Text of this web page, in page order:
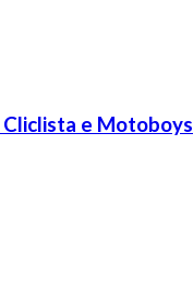
e Motoboys